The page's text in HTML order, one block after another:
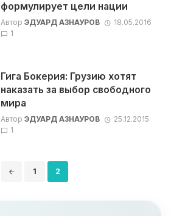
формулирует цели нации
Автор ЭДУАРД АЗНАУРОВ
18.05.2016
1
Гига Бокерия: Грузию хотят
наказать за выбор свободного
мира
Автор ЭДУАРД АЗНАУРОВ
25.12.2015
1
1 2